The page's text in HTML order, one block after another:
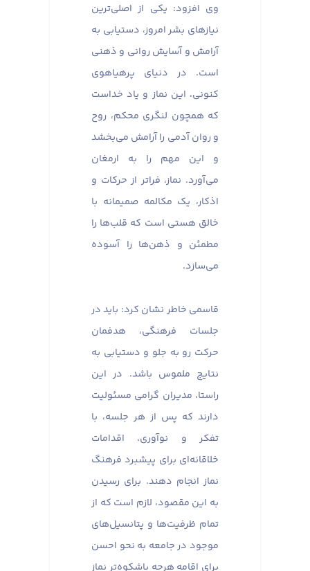
وی افزود: یکی از اصلی‌ترین
نیازهای بشر امروز، دستیابی به
آرامش و آسایش روانی و ذهنی
است. در دنیای پرهیاهوی
کنونی، این نماز و یاد خداست
که همچون لنگری محکم، روح
و روان آدمی را آرامش می‌بخشد
و این مهم را به ارمغان
می‌آورد. نماز، فراتر از حرکات و
اذکار، یک مکالمه صمیمانه با
خالق هستی است که قلب‌ها را
مطمئن و ذهن‌ها را آسوده
می‌سازد.
قاسمی خاطر نشان کرد: باید در
جلسات فرهنگی، هدفمان
حرکت رو به جلو و دستیابی به
نتایج ملموس باشد. در این
راستا، مدیران گرامی مسئولیت
دارند که پس از هر جلسه، با
تفکر و نوآوری، اقدامات
خلاقانه‌ای برای پیشبرد فرهنگ
نماز انجام دهند. برای رسیدن
به این مقصود، لازم است که از
تمام ظرفیت‌ها و پتانسیل‌های
موجود در جامعه به نحو احسن
برای اقامه هرچه باشکوه‌تر نماز